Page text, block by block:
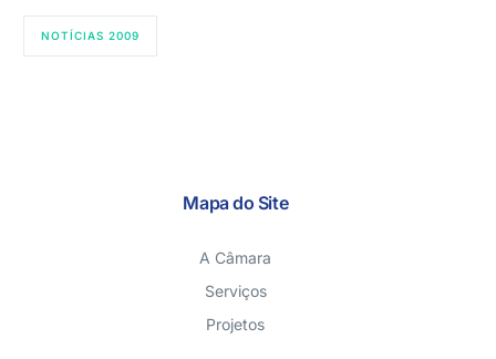
NOTÍCIAS 2009
Mapa do Site
A Câmara
Serviços
Projetos